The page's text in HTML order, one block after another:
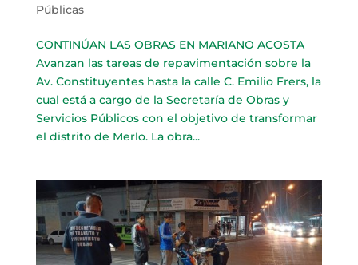
Públicas
CONTINÚAN LAS OBRAS EN MARIANO ACOSTA
Avanzan las tareas de repavimentación sobre la
Av. Constituyentes hasta la calle C. Emilio Frers, la
cual está a cargo de la Secretaría de Obras y
Servicios Públicos con el objetivo de transformar
el distrito de Merlo. La obra...